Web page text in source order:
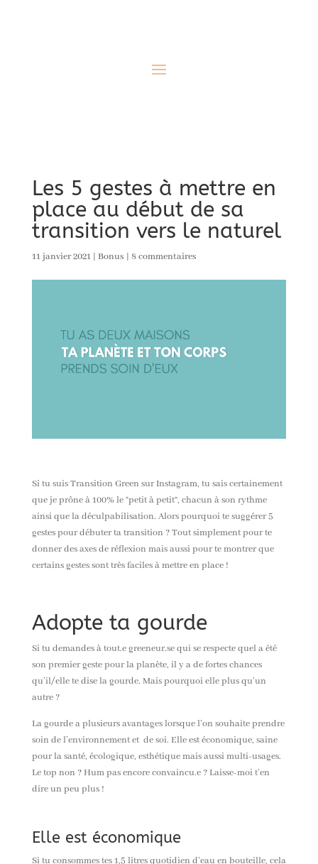
Les 5 gestes à mettre en
place au début de sa
transition vers le naturel
11 janvier 2021| Bonus | 8 commentaires
Si tu suis Transition Green sur Instagram, tu sais certainement
que je prône à 100% le “petit à petit”, chacun à son rythme
ainsi que la déculpabilisation. Alors pourquoi te suggérer 5
gestes pour débuter ta transition ? Tout simplement pour te
donner des axes de réflexion mais aussi pour te montrer que
certains gestes sont très faciles à mettre en place !
Adopte ta gourde
Si tu demandes àtout.egreeneur.se qui se respecte quel a été
son premier geste pour la planète, il y a defortes chances
qu’il/elle te dise la gourde. Mais pourquoi elle plus qu’un
autre ?
La gourde a plusieurs avantages lorsque l’on souhaite prendre
soin de l’environnement et de soi. Elle est économique, saine
pour la santé, écologique, esthétique mais aussi multi-usages.
Le top non ? Hum pas encore convaincu.e ? Laisse-moi t’en
dire un peu plus !
Elle est économique
Si tu consommes tes 1,5 litres quotidien d’eau en bouteille, cela